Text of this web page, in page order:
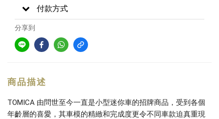
付款方式
分享到
商品描述
TOMICA 由問世至今一直是小型迷你車的招牌商品，受到各個
年齡層的喜愛，其車模的精緻和完成度更令不同車款迫真重現